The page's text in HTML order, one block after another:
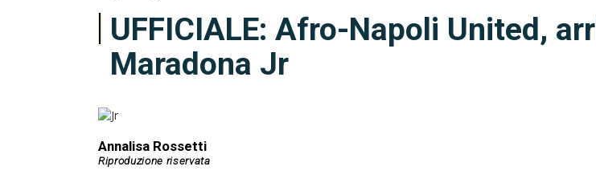
UFFICIALE: Afro-Napoli United,
Maradona Jr
Annalisa Rossetti